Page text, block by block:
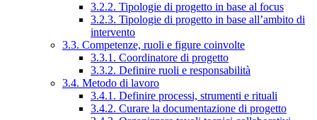
3.2.2. Tipologie di progetto in base al focus
3.2.3. Tipologie di progetto in base all’ambito di
intervento
3.3. Competenze, ruoli e figure coinvolte
3.3.1. Coordinatore di progetto
3.3.2. Definire ruoli e responsabilità
3.4. Metodo di lavoro
3.4.1. Definire processi, strumenti e rituali
3.4.2. Curare la documentazione di progetto